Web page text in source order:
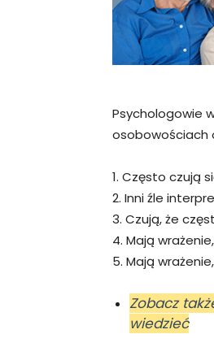
Psychologowie
osobowościach
1. Często czują
2. Inni źle
3. Czują, że
4. Mają
5. Mają
Zobacz
wiedzieć